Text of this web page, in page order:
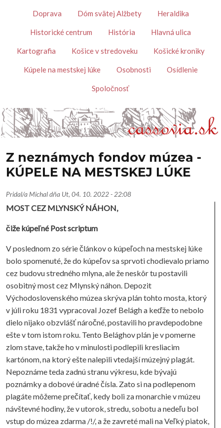
TémyDoprava Dóm svätej Alžbety Heraldika
Historické centrum História Hlavná ulica
Kartografia Košice v stredoveku Košické kroniky
Kúpele na mestskej lúke Osobnosti Osídlenie
Spoločnosť
Z neznámych fondov múzea -
KÚPELE NA MESTSKEJ LÚKE
Pridal/a Michaldňa Ut, 04. 10. 2022 - 22:08
MOST CEZ MLYNSKÝ NÁHON,
čiže kúpeľné Post scriptum
V poslednom zo série článkov o kúpeľoch na mestskej lúke
bolo spomenuté, že do kúpeľov sa sprvoti chodievalo priamo
cez budovu stredného mlyna, ale že neskôr tu postavili
osobitný most cez Mlynský náhon. Depozit
Východoslovenského múzea skrýva plán tohto mosta, ktorý
v júli roku 1831 vypracoval Jozef Belágh a keďže to nebolo
dielo nijako obzvlášť náročné, postavili ho pravdepodobne
ešte v tom istom roku. Tento Belághov plán je v pomerne
zlom stave, takže ho v minulosti podlepili kresliacim
kartónom, na ktorý ešte nalepili vtedajší múzejný plagát.
Nepoznáme teda zadnú stranu výkresu, kde bývajú
poznámky a dobové úradné čísla. Zato si na podlepenom
plagáte môžeme prečítať, kedy boli za monarchie v múzeu
návštevné hodiny, že v utorok, stredu, sobotu a nedeľu bol
vstup do múzea zdarma /!/, a že zavreté mali na Veľký piatok,